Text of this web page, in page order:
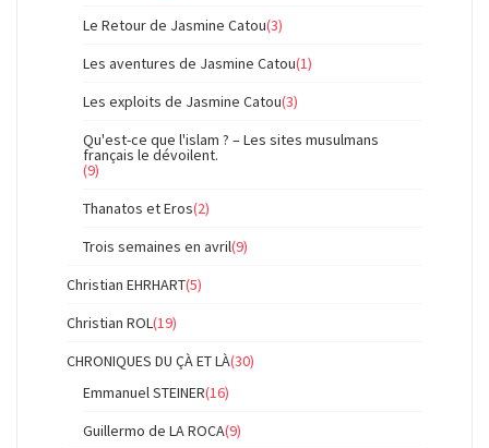
Le Retour de Jasmine Catou(3)
Les aventures de Jasmine Catou(1)
Les exploits de Jasmine Catou(3)
Qu'est-ce que l'islam ? – Les sites musulmans
français le dévoilent.
(9)
Thanatos et Eros(2)
Trois semaines en avril(9)
Christian EHRHART(5)
Christian ROL(19)
CHRONIQUES DU ÇÀ ET LÀ(30)
Emmanuel STEINER(16)
Guillermo de LA ROCA(9)